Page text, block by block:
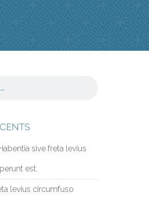
sive freta levius
est.
levius circumfuso